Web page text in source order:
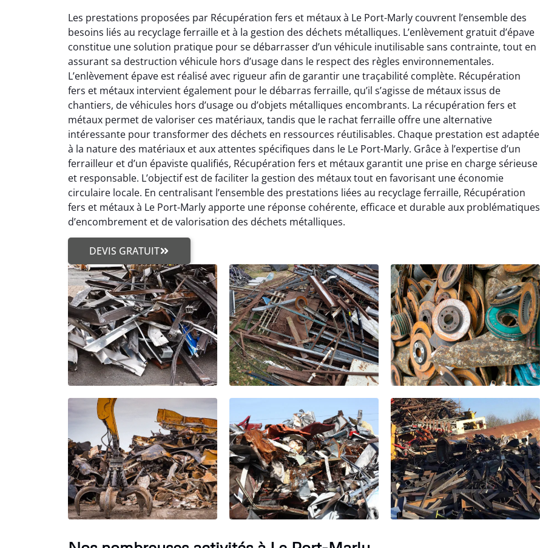
Les prestations proposées par Récupération fers et métaux à Le Port-Marly couvrent l’ensemble des
besoins liés au recyclage ferraille et à la gestion des déchets métalliques. L’enlèvement gratuit d’épave
constitue une solution pratique pour se débarrasser d’un véhicule inutilisable sans contrainte, tout en
assurant sa destruction véhicule hors d’usage dans le respect des règles environnementales.
L’enlèvement épave est réalisé avec rigueur afin de garantir une traçabilité complète. Récupération
fers et métaux intervient également pour le débarras ferraille, qu’il s’agisse de métaux issus de
chantiers, de véhicules hors d’usage ou d’objets métalliques encombrants. La récupération fers et
métaux permet de valoriser ces matériaux, tandis que le rachat ferraille offre une alternative
intéressante pour transformer des déchets en ressources réutilisables. Chaque prestation est adaptée
à la nature des matériaux et aux attentes spécifiques dans le Le Port-Marly. Grâce à l’expertise d’un
ferrailleur et d’un épaviste qualifiés, Récupération fers et métaux garantit une prise en charge sérieuse
et responsable. L’objectif est de faciliter la gestion des métaux tout en favorisant une économie
circulaire locale. En centralisant l’ensemble des prestations liées au recyclage ferraille, Récupération
fers et métaux à Le Port-Marly apporte une réponse cohérente, efficace et durable aux problématiques
d’encombrement et de valorisation des déchets métalliques.
DEVIS GRATUIT